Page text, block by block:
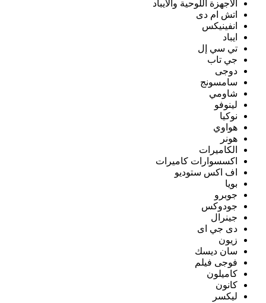
الأجهزة اللوحية والآيباد
اتش ام دى
انفينيكس
ايباد
تي سي إل
جي تاب
دوجى
سامسونج
شاومي
لينوفو
نوكيا
هواوي
هونر
الكاميرات
اكسسوارات كاميرات
اف اكس ستوديو
بويا
جوبرو
جودوكس
جينرال
دى جي اى
زيون
سان ديسك
فوجى فيلم
كاميلون
كانون
ليكسر